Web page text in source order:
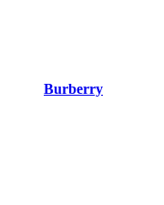
Burberry